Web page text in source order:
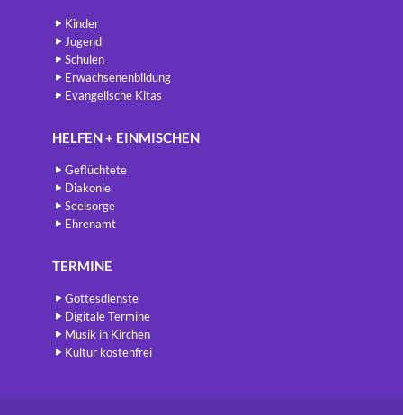
Kinder
Jugend
Schulen
Erwachsenenbildung
Evangelische Kitas
HELFEN + EINMISCHEN
Geflüchtete
Diakonie
Seelsorge
Ehrenamt
TERMINE
Gottesdienste
Digitale Termine
Musik in Kirchen
Kultur kostenfrei